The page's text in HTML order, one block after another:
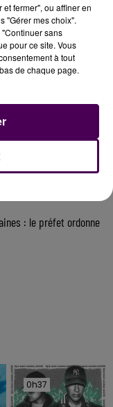
The Voice & The Voice
: le préfet ordonne
0h37
0h37
fermer", ou affiner en
"Gérer mes choix".
sans
pour ce site. Vous
à tout
de chaque page.